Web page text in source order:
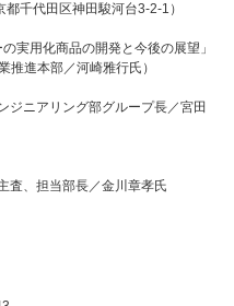
千代田区神田駿河台3-2-1）
実用化商品の開発と今後の展望」
進本部／河崎雅行氏）
ニアリング部グループ長／宮田
、担当部長／金川章孝氏